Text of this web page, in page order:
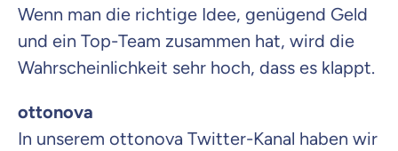
Wenn man die richtige Idee, genügend Geld
und ein Top-Team zusammen hat, wird die
Wahrscheinlichkeit sehr hoch, dass es klappt.
ottonova
In unserem ottonova Twitter-Kanal haben wir